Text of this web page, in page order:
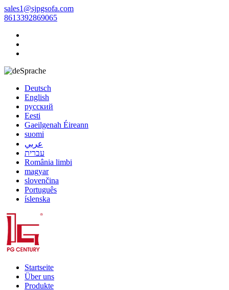
sales1@sjpgsofa.com
8613392869065
Sprache
Deutsch
English
русский
Eesti
Gaeilgenah Éireann
suomi
عربي
עברית
România limbi
magyar
slovenčina
Português
íslenska
Startseite
Über uns
Produkte